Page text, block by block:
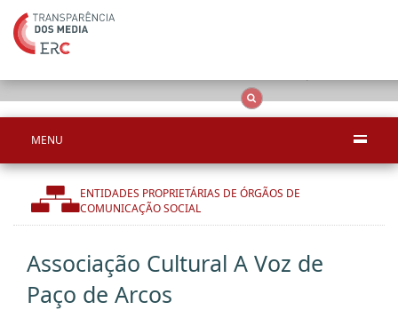
MENU
ENTIDADES PROPRIETÁRIAS DE ÓRGÃOS DE
COMUNICAÇÃO SOCIAL
Associação Cultural A Voz de
Paço de Arcos